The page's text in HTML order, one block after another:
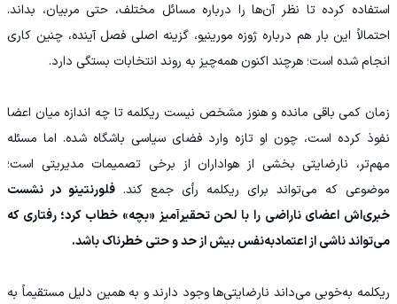
استفاده کرده تا نظر آن‌ها را درباره مسائل مختلف، حتی مربیان، بداند.
احتمالاً این بار هم درباره ژوزه مورینیو، گزینه اصلی فصل آینده، چنین کاری
انجام شده است؛ هرچند اکنون همه‌چیز به روند انتخابات بستگی دارد.
زمان کمی باقی مانده و هنوز مشخص نیست ریکلمه تا چه اندازه میان اعضا
نفوذ کرده است، چون او تازه وارد فضای سیاسی باشگاه شده. اما مسئله
مهم‌تر، نارضایتی بخشی از هواداران از برخی تصمیمات مدیریتی است؛
موضوعی که می‌تواند برای ریکلمه رأی جمع کند. فلورنتینو در نشست
خبری‌اش اعضای ناراضی را با لحن تحقیرآمیز «بچه» خطاب کرد؛ رفتاری که
می‌تواند ناشی از اعتمادبه‌نفس بیش از حد و حتی خطرناک باشد.
ریکلمه به‌خوبی می‌داند نارضایتی‌ها وجود دارند و به همین دلیل مستقیماً به